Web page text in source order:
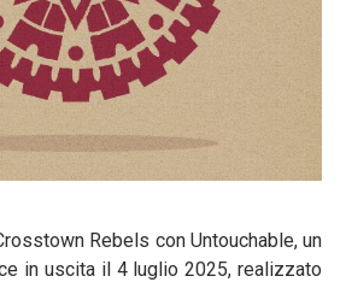
Rebels con Untouchable, un
in uscita il 4 luglio 2025, realizzato